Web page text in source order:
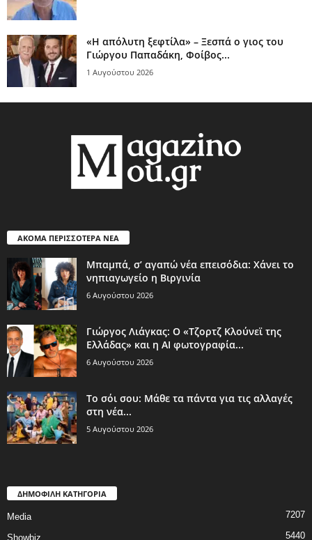
«Η απόλυτη ξεφτίλα» – Ξεσπά ο γιος του
Γιώργου Παπαδάκη, Φοίβος...
1 Αυγούστου 2026
ΑΚΟΜΑ ΠΕΡΙΣΣΟΤΕΡΑ ΝΕΑ
Μπαμπά, σ’ αγαπώ νέα επεισόδια: Χάνει το
νηπιαγωγείο η Βιργινία
6 Αυγούστου 2026
Γιώργος Λιάγκας: Ο «Τζορτζ Κλούνεϊ της
Ελλάδας» και η AI φωτογραφία...
6 Αυγούστου 2026
Το σόι σου: Μάθε τα πάντα για τις αλλαγές
στη νέα...
5 Αυγούστου 2026
ΔΗΜΟΦΙΛΗ ΚΑΤΗΓΟΡΙΑ
Media 7207
Showbiz 5440